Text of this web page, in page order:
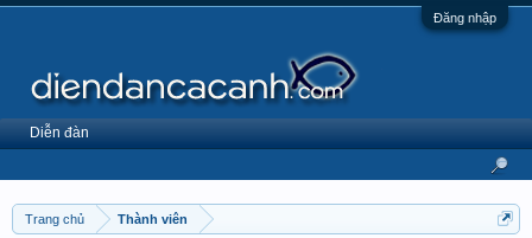
Đăng nhập
Trang chủ Thành viên
Diễn đàn